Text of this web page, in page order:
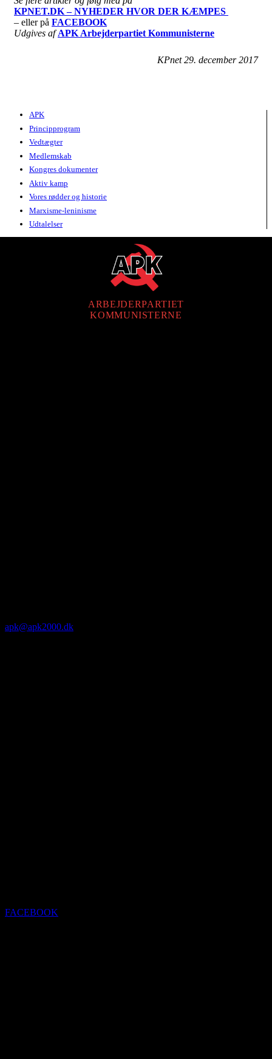
KPNET.DK – NYHEDER HVOR DER KÆMPES
– eller på FACEBOOK
Udgives afAPK Arbejderpartiet Kommunisterne
KPnet 29. december 2017
APK
Principprogram
Vedtægter
Medlemskab
Kongres dokumenter
Aktiv kamp
Vores rødder og historie
Marxisme-leninisme
Udtalelser
ARBEJDERPARTIET
KOMMUNISTERNE
apk@apk2000.dk
FACEBOOK